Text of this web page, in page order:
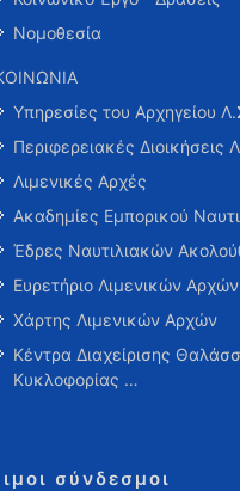
Νομοθεσία
Υπηρεσίες του Αρχηγείου
Περιφερειακές Διοικήσεις
Λιμενικές Αρχές
Ακαδημίες Εμπορικού
Έδρες Ναυτιλιακών
Ευρετήριο Λιμενικών Αρχών
Χάρτης Λιμενικών Αρχών
Κέντρα Διαχείρισης
Κυκλοφορίας …
σύνδεσμοι